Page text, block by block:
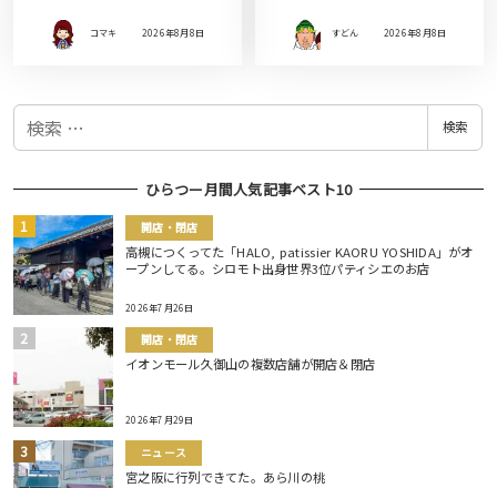
コマキ 2026年8月8日 すどん 2026年8月8日
検
検索
ひらつー月間人気記事ベスト10
開店・閉店
高槻につくってた「HALO, patissier KAORU YOSHIDA」がオ
ープンしてる。シロモト出身世界3位パティシエのお店
2026年7月26日
開店・閉店
イオンモール久御山の複数店舗が開店＆閉店
2026年7月29日
ニュース
宮之阪に行列できてた。あら川の桃